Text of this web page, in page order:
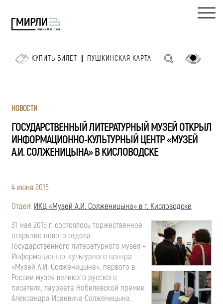
КУПИТЬ БИЛЕТ ПУШКИНСКАЯ КАРТА
НОВОСТИ
ГОСУДАРСТВЕННЫЙ ЛИТЕРАТУРНЫЙ МУЗЕЙ ОТКРЫЛ
ИНФОРМАЦИОННО-КУЛЬТУРНЫЙ ЦЕНТР «МУЗЕЙ
А.И. СОЛЖЕНИЦЫНА» В КИСЛОВОДСКЕ
4 июня 2015
Отдел: ИКЦ «Музей А.И. Солженицына» в г. Кисловодске
31 мая 2015 г. состоялось торжественное
открытие нового отдела
Государственного литературного музея –
Информационно-культурного центра
«Музей А.И. Солженицына», первого в
России музея великого русского
писателя, лауреата Нобелевской премии
Александра Исаевича Солженицына.